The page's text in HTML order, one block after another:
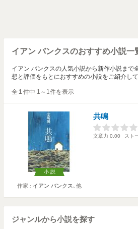
イアン バンクスのおすすめ小説一
イアン バンクスの人気小説から新作小説ま
想と評価をもとにおすすめの小説をご紹介して
全 1件中 1～1件を表示
小説
作家 イアン バンクス､他
共鳴
文章力 0.00 スト
ジャンルから小説を探す